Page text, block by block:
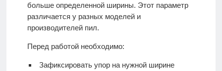
больше определенной ширины. Этот параметр
различается у разных моделей и
производителей пил.
Перед работой необходимо:
Зафиксировать упор на нужной ширине